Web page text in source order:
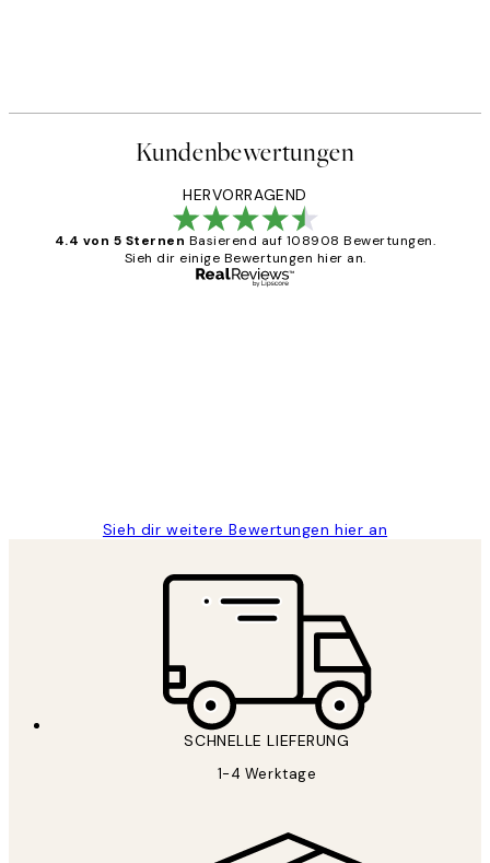
Kundenbewertungen
HERVORRAGEND
4.4 von 5 Sternen Basierend auf 108908 Bewertungen.
Sieh dir einige Bewertungen hier an.
Sieh dir weitere Bewertungen hier an
SCHNELLE LIEFERUNG
1-4 Werktage